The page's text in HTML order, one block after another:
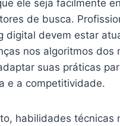
ele seja facilmente
de busca.
digital devem estar
nos algoritmos dos
suas práticas
e a competitividade.
habilidades técnicas